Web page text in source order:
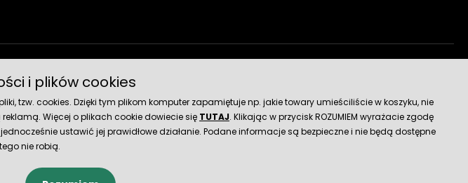
Metody dostawy
i plików cookies
tzw. cookies. Dzięki tym plikom komputer zapamiętuje np. jakie towary umieściliście w koszyku, nie
Więcej o plikach cookie dowiecie się TUTAJ. Klikając w przycisk ROZUMIEM wyrażacie zgodę
ustawić jej prawidłowe działanie. Podane informacje są bezpieczne i nie będą dostępne
nie robią.